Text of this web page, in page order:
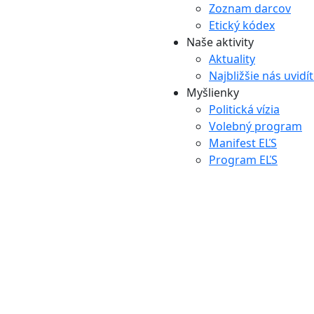
Zoznam darcov
Etický kódex
Naše aktivity
Aktuality
Najbližšie nás
Myšlienky
Politická vízia
Volebný program
Manifest EĽS
Program EĽS